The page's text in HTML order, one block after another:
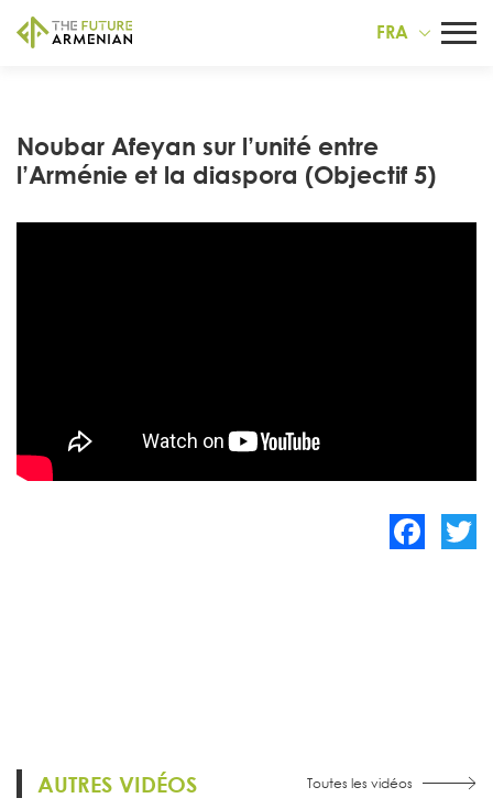
FRA
Noubar Afeyan sur l’unité entre
l’Arménie et la diaspora (Objectif 5)
AUTRES VIDÉOS Toutes les vidéos